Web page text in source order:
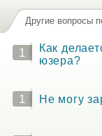
Другие вопросы
1
Как
юзера?
1 Не могу